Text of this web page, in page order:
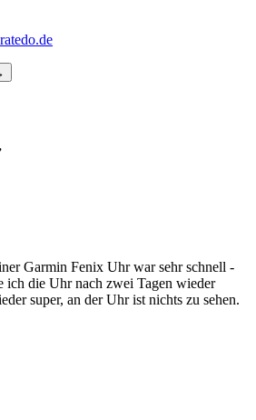
ratedo.de
Garmin Fenix Uhr war sehr schnell -
ich die Uhr nach zwei Tagen wieder
super, an der Uhr ist nichts zu sehen.